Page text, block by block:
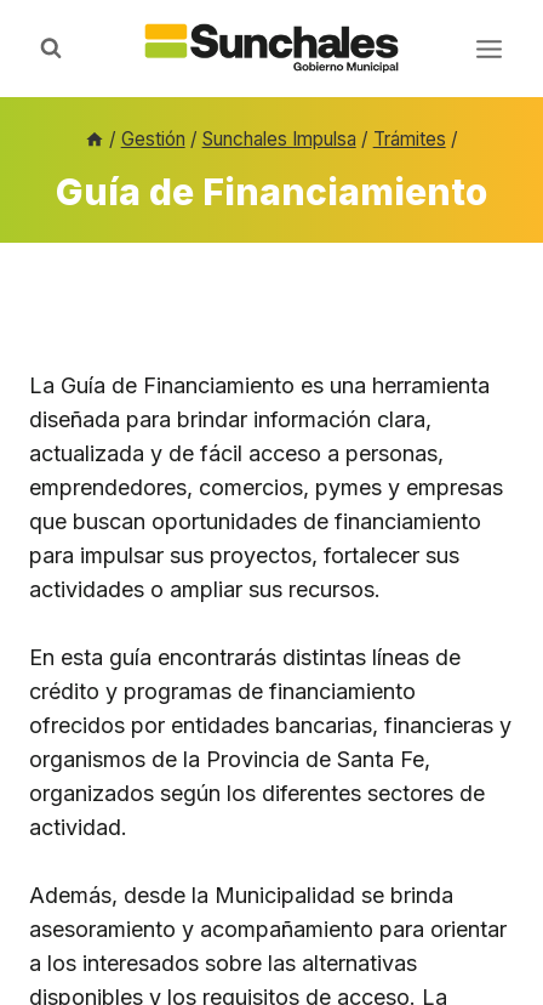
/ Gestión / Sunchales Impulsa / Trámites /
Guía de Financiamiento
La Guía de Financiamiento es una herramienta
diseñada para brindar información clara,
actualizada y de fácil acceso a personas,
emprendedores, comercios, pymes y empresas
que buscan oportunidades de financiamiento
para impulsar sus proyectos, fortalecer sus
actividades o ampliar sus recursos.
En esta guía encontrarás distintas líneas de
crédito y programas de financiamiento
ofrecidos por entidades bancarias, financieras y
organismos de la Provincia de Santa Fe,
organizados según los diferentes sectores de
actividad.
Además, desde la Municipalidad se brinda
asesoramiento y acompañamiento para orientar
a los interesados sobre las alternativas
disponibles y los requisitos de acceso. La